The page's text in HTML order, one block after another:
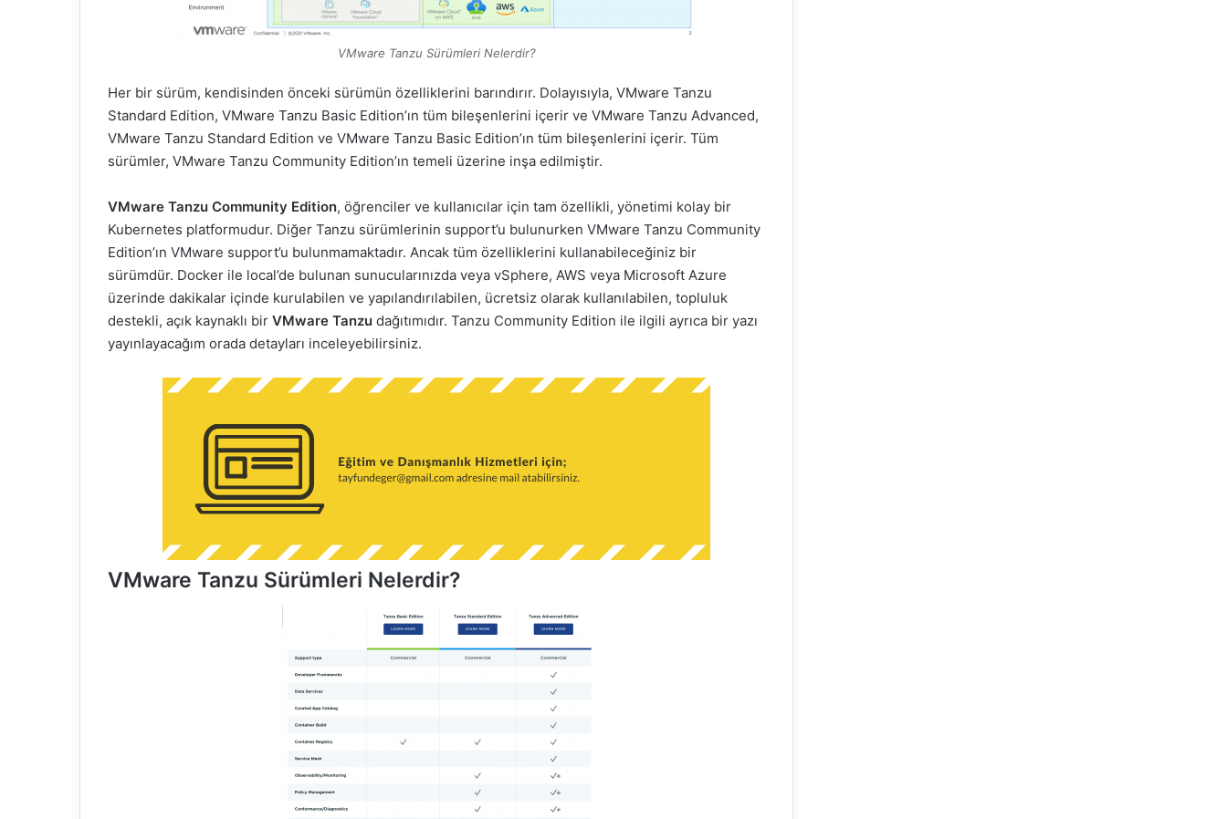
VMware Tanzu Sürümleri Nelerdir?
Her bir sürüm, kendisinden önceki sürümün özelliklerini barındırır. Dolayısıyla, VMware Tanzu
Standard Edition, VMware Tanzu Basic Edition’ın tüm bileşenlerini içerir ve VMware Tanzu Advanced,
VMware Tanzu Standard Edition ve VMware Tanzu Basic Edition’ın tüm bileşenlerini içerir. Tüm
sürümler, VMware Tanzu Community Edition’ın temeli üzerine inşa edilmiştir.
VMware Tanzu Community Edition, öğrenciler ve kullanıcılar için tam özellikli, yönetimi kolay bir
Kubernetes platformudur. Diğer Tanzu sürümlerinin support’u bulunurken VMware Tanzu Community
Edition’ın VMware support’u bulunmamaktadır. Ancak tüm özelliklerini kullanabileceğiniz bir
sürümdür. Docker ile local’de bulunan sunucularınızda veya vSphere, AWS veya Microsoft Azure
üzerinde dakikalar içinde kurulabilen ve yapılandırılabilen, ücretsiz olarak kullanılabilen, topluluk
destekli, açık kaynaklı bir VMware Tanzu dağıtımıdır. Tanzu Community Edition ile ilgili ayrıca bir yazı
yayınlayacağım orada detayları inceleyebilirsiniz.
VMware Tanzu Sürümleri Nelerdir?